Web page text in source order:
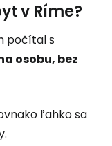
v Ríme?
počítal s
osobu, bez
ľahko sa